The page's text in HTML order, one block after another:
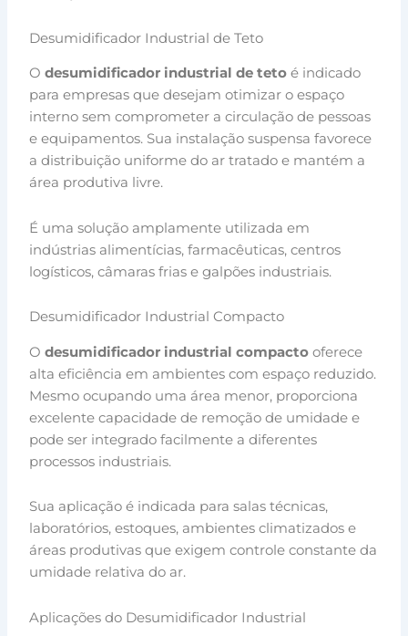
Desumidificador Industrial de Teto
Odesumidificador industrial de teto é indicado
para empresas que desejam otimizar o espaço
interno sem comprometer a circulação de pessoas
e equipamentos. Sua instalação suspensa favorece
a distribuição uniforme do ar tratado e mantém a
área produtiva livre.
É uma solução amplamente utilizada em
indústrias alimentícias, farmacêuticas, centros
logísticos, câmaras frias e galpões industriais.
Desumidificador Industrial Compacto
Odesumidificador industrial compacto oferece
alta eficiência em ambientes com espaço reduzido.
Mesmo ocupando uma área menor, proporciona
excelente capacidade de remoção de umidade e
pode ser integrado facilmente a diferentes
processos industriais.
Sua aplicação é indicada para salas técnicas,
laboratórios, estoques, ambientes climatizados e
áreas produtivas que exigem controle constante da
umidade relativa do ar.
Aplicações do Desumidificador Industrial